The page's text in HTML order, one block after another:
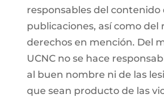
responsables del contenido
publicaciones, así como del
derechos en mención. Del
UCNC no se hace
al buen nombre ni de las
que sean producto de las